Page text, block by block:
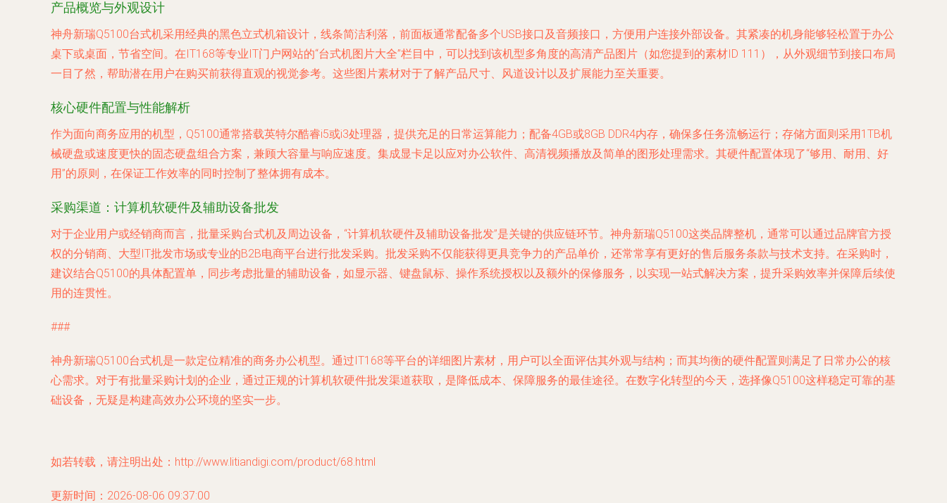
产品概览与外观设计
神舟新瑞Q5100台式机采用经典的黑色立式机箱设计，线条简洁利落，前面板通常配备多个USB接口及音频接口，方便用户连接外部设备。其紧凑的机身能够轻松置于办公
桌下或桌面，节省空间。在IT168等专业IT门户网站的“台式机图片大全”栏目中，可以找到该机型多角度的高清产品图片（如您提到的素材ID 111），从外观细节到接口布局
一目了然，帮助潜在用户在购买前获得直观的视觉参考。这些图片素材对于了解产品尺寸、风道设计以及扩展能力至关重要。
核心硬件配置与性能解析
作为面向商务应用的机型，Q5100通常搭载英特尔酷睿i5或i3处理器，提供充足的日常运算能力；配备4GB或8GB DDR4内存，确保多任务流畅运行；存储方面则采用1TB机
械硬盘或速度更快的固态硬盘组合方案，兼顾大容量与响应速度。集成显卡足以应对办公软件、高清视频播放及简单的图形处理需求。其硬件配置体现了“够用、耐用、好
用”的原则，在保证工作效率的同时控制了整体拥有成本。
采购渠道：计算机软硬件及辅助设备批发
对于企业用户或经销商而言，批量采购台式机及周边设备，“计算机软硬件及辅助设备批发”是关键的供应链环节。神舟新瑞Q5100这类品牌整机，通常可以通过品牌官方授
权的分销商、大型IT批发市场或专业的B2B电商平台进行批发采购。批发采购不仅能获得更具竞争力的产品单价，还常常享有更好的售后服务条款与技术支持。在采购时，
建议结合Q5100的具体配置单，同步考虑批量的辅助设备，如显示器、键盘鼠标、操作系统授权以及额外的保修服务，以实现一站式解决方案，提升采购效率并保障后续使
用的连贯性。
###
神舟新瑞Q5100台式机是一款定位精准的商务办公机型。通过IT168等平台的详细图片素材，用户可以全面评估其外观与结构；而其均衡的硬件配置则满足了日常办公的核
心需求。对于有批量采购计划的企业，通过正规的计算机软硬件批发渠道获取，是降低成本、保障服务的最佳途径。在数字化转型的今天，选择像Q5100这样稳定可靠的基
础设备，无疑是构建高效办公环境的坚实一步。
如若转载，请注明出处：http://www.litiandigi.com/product/68.html
更新时间：2026-08-06 09:37:00